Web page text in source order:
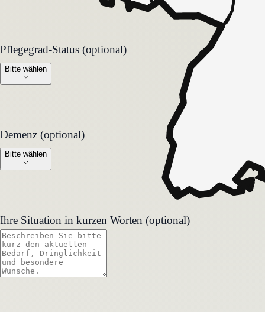
Pflegegrad-Status (optional)
Pflegegrad-Status (optional)
Bitte wählen
Demenz (optional)
Demenz (optional)
Bitte wählen
Ihre Situation in kurzen Worten (optional)